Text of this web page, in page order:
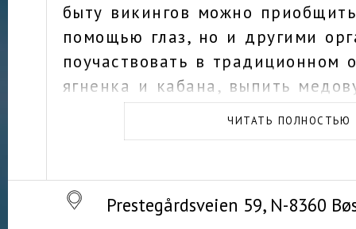
быту викингов можно
помощью глаз, но и другими
поучаствовать в традиционном
ягненка и кабана, выпить
чащи, поболтать с одетыми в
костюмы экскурсоводами.
ЧИТАТЬ ПОЛНОСТЬЮ
Prestegårdsveien 59, N-8360